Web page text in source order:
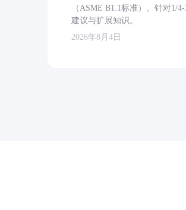
（ASME B1.1标准）。针对1/
建议与扩展知识。
2026年8月4日